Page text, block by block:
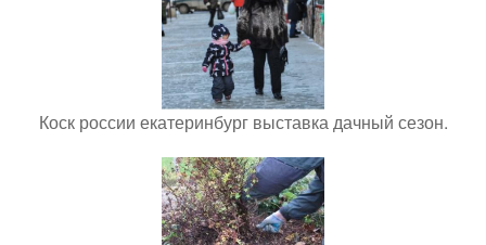
Коск россии екатеринбург выставка дачный сезон.